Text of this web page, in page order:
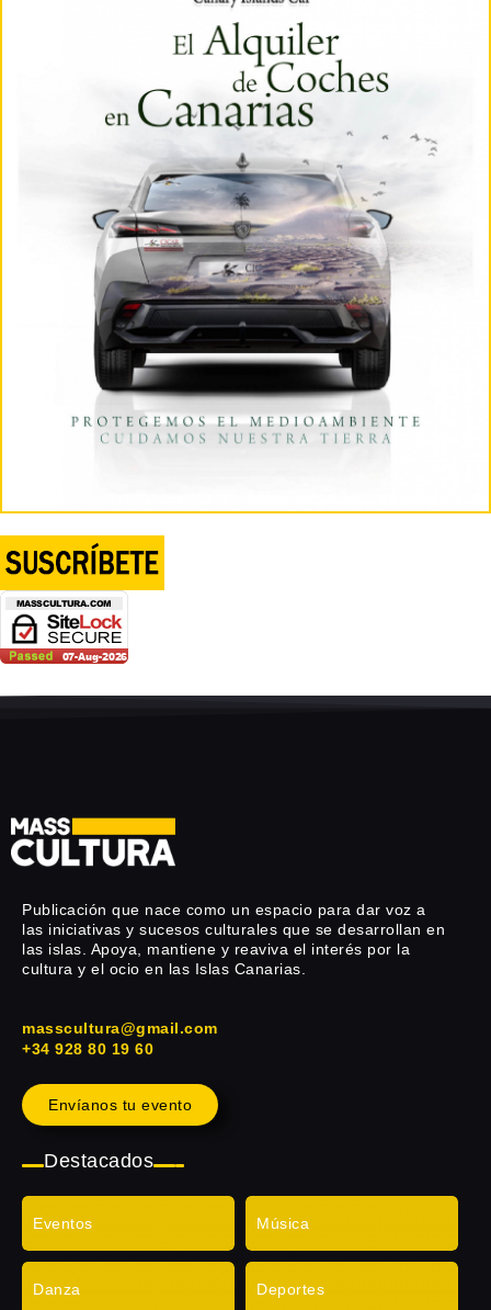
Publicación que nace como un espacio para dar voz a
las iniciativas y sucesos culturales que se desarrollan en
las islas. Apoya, mantiene y reaviva el interés por la
cultura y el ocio en las Islas Canarias.
masscultura@gmail.com
+34 928 80 19 60
Envíanos tu evento
Destacados
Eventos Música
Danza Deportes